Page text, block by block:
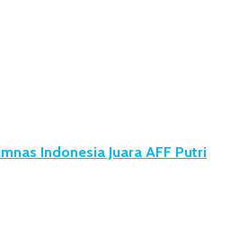
Indonesia Juara AFF Putri